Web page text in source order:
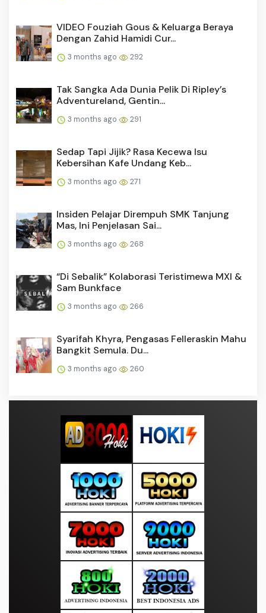
VIDEO Fouziah Gous & Keluarga Beraya
Dengan Zahid Hamidi Cur...
3 months ago 292
Tak Sangka Ada Dunia Pelik Di Ripley’s
Adventureland, Gentin...
3 months ago 291
Sedap Tapi Jijik? Rasa Kecewa Isu
Kebersihan Kafe Undang Keb...
3 months ago 271
Insiden Pelajar Dirempuh SMK Tanjung
Mas, Ini Penjelasan Sai...
3 months ago 268
“Di Sebalik” Kolaborasi Teristimewa MXI &
Sam Bunkface
3 months ago 266
Syarifah Khyra, Pengasas Felleraskin Mahu
Bangkit Semula. Du...
3 months ago 260